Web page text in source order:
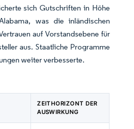
sich Gutschriften in Höhe
was die inländischen
auf Vorstandsebene für
aus. Staatliche Programme
weiter verbesserte.
ZEITHORIZONT DER
AUSWIRKUNG